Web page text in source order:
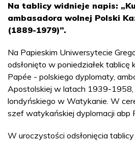
Na tablicy widnieje napis:
ambasadora wolnej Polski
(1889-1979)”.
Na Papieskim Uniwersytecie
odsłonięto w poniedziałek tablicę
Papée - polskiego dyplomaty,
Apostolskiej w latach 1939-
londyńskiego w Watykanie. W
szef watykańskiej dyplomacji abp
W uroczystości odsłonięcia